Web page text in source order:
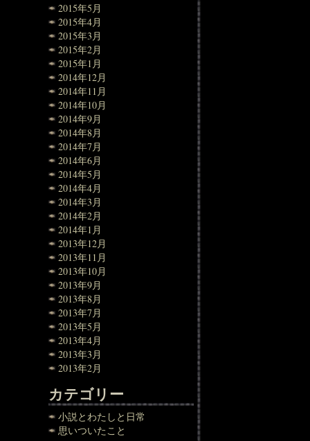
2015年5月
2015年4月
2015年3月
2015年2月
2015年1月
2014年12月
2014年11月
2014年10月
2014年9月
2014年8月
2014年7月
2014年6月
2014年5月
2014年4月
2014年3月
2014年2月
2014年1月
2013年12月
2013年11月
2013年10月
2013年9月
2013年8月
2013年7月
2013年5月
2013年4月
2013年3月
2013年2月
カテゴリー
小説とわたしと日常
思いついたこと